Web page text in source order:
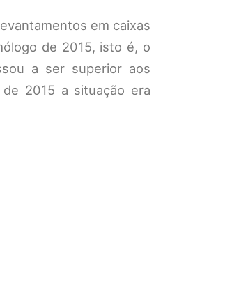
em caixas
de 2015, isto é, o
a ser superior aos
2015 a situação era